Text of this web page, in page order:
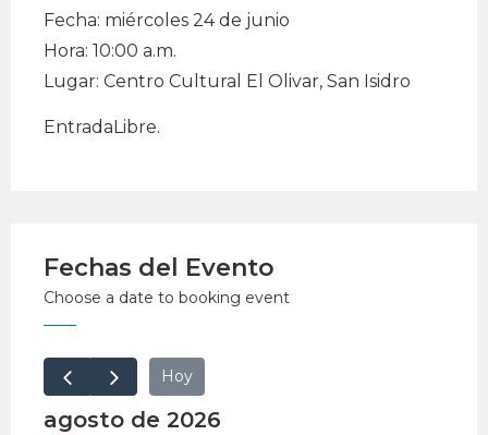
Fecha: miércoles 24 de junio
Hora: 10:00 a.m.
Lugar: Centro Cultural El Olivar, San Isidro
EntradaLibre.
Fechas del Evento
Choose a date to booking event
Hoy
agosto de 2026